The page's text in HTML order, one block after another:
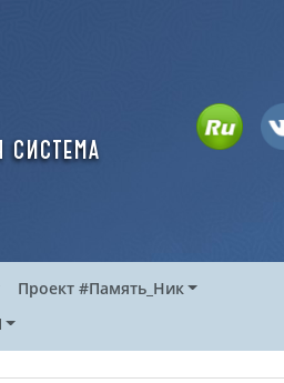
Проект #Память_Ник